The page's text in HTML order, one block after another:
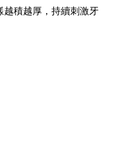
積越厚，持續刺激牙